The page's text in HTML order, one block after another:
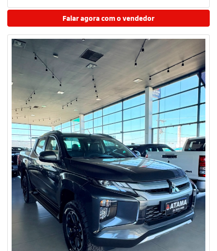
Falar agora com o vendedor